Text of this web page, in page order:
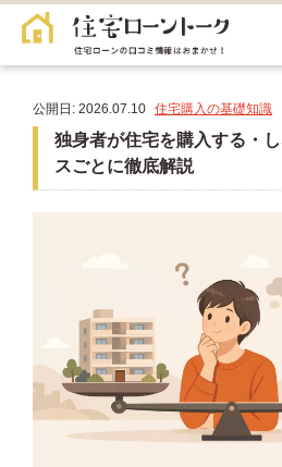
公開日: 2026.07.10 住宅購入の基礎知識
独身者が住宅を購入する・
スごとに徹底解説